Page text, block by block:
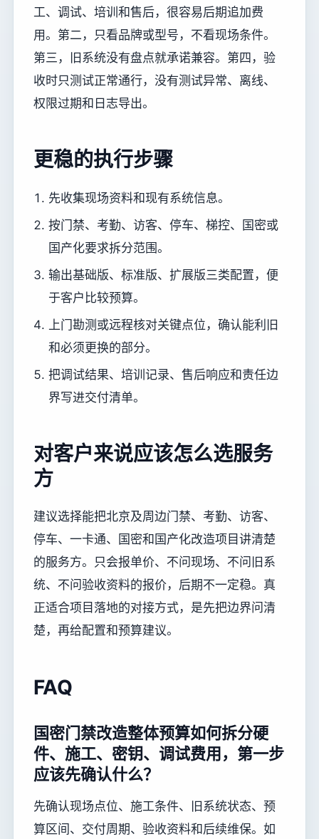
工、调试、培训和售后，很容易后期追加费
用。第二，只看品牌或型号，不看现场条件。
第三，旧系统没有盘点就承诺兼容。第四，验
收时只测试正常通行，没有测试异常、离线、
权限过期和日志导出。
更稳的执行步骤
先收集现场资料和现有系统信息。
按门禁、考勤、访客、停车、梯控、国密或
国产化要求拆分范围。
输出基础版、标准版、扩展版三类配置，便
于客户比较预算。
上门勘测或远程核对关键点位，确认能利旧
和必须更换的部分。
把调试结果、培训记录、售后响应和责任边
界写进交付清单。
对客户来说应该怎么选服务
方
建议选择能把北京及周边门禁、考勤、访客、
停车、一卡通、国密和国产化改造项目讲清楚
的服务方。只会报单价、不问现场、不问旧系
统、不问验收资料的报价，后期不一定稳。真
正适合项目落地的对接方式，是先把边界问清
楚，再给配置和预算建议。
FAQ
国密门禁改造整体预算如何拆分硬
件、施工、密钥、调试费用，第一步
应该先确认什么？
先确认现场点位、施工条件、旧系统状态、预
算区间、交付周期、验收资料和后续维保。如